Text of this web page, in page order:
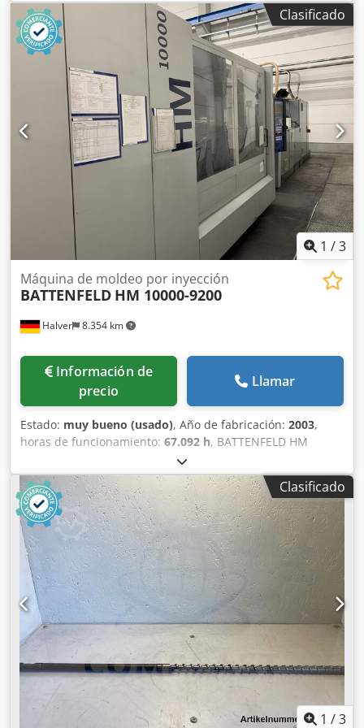
138855-100, Venta solo dentro de Europa, incluida
Turquía. Precio sin embalaje; condición de entrega: FCA
(ubicación de la máquina). ===== Consulte la hoja técnica
adjunta para obtener los datos técnicos. Queda excluido
cualquier derecho de garantía. No asumimos
responsabilidad por la exactitud de los datos técnicos o el
año de fabricación, la integridad de los accesorios y
equipos de herramientas, ni el cumplimiento de todos los
requisitos de seguridad y protección ambiental
especificados en la normativa de prevención de
accidentes. No se vende a particulares. Dedoy Dgl Uspfx Af
Clasificado
1 /3
Halver 8.354 km
Máquina de moldeo por inyección
BATTENFELD HM 10000-9200
Información de
precio
Llamar
Estado: muy bueno (usado), Año de fabricación: 2003,
horas de funcionamiento: 67.092 h, BATTENFELD HM
10000-9200 Fabricante: BATTENFELD Modelo: HM 10000-
9200 Control: UNILOG B4 Año de fabricación: 2003 Horas
de funcionamiento: 67.092 h Datos técnicos del lado de
cierre Fuerza de cierre: 10.000 kN Espacio libre entre
columnas (h x v): 1.120 x 1.400 mm Dimensiones de las
placas (h x v): 1.960 x 1.690 mm Altura mínima del molde:
550 mm Altura máxima del molde: 1.020 mm Distancia
máxima entre placas: 2.120 mm Carrera de apertura: 1.100
mm Carrera del expulsor: 300 mm Fuerza del expulsor: 118
kN Diámetro de centrado de placa móvil: 250 mm Diámetro
de centrado de placa fija: 315 mm Datos técnicos del lado
de inyección Dcjdpfx Ajx Up Rhof Ask Diámetro de husillo:
120 mm Volumen de inyección: 5.655 ccm Presión de
inyección: 1.632 bar Relación longitud/diámetro del
husillo: 22 l/d Carrera del husillo: 500 mm Velocidad de
giro del husillo: 130 min⁻¹ Par de giro del husillo: 11.370
Clasificado
1 /3